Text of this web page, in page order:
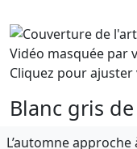
Vidéo masquée par
Cliquez pour
Blanc gris
L’automne